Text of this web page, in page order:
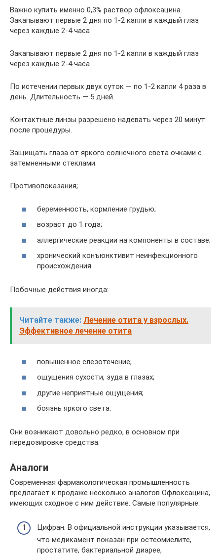
Важно купить именно 0,3% раствор офлоксацина.
Закапывают первые 2 дня по 1-2 капли в каждый глаз
через каждые 2-4 часа
Закапывают первые 2 дня по 1-2 капли в каждый глаз
через каждые 2-4 часа.
По истечении первых двух суток — по 1-2 капли 4 раза в
день. Длительность — 5 дней.
Контактные линзы разрешено надевать через 20 минут
после процедуры.
Защищать глаза от яркого солнечного света очками с
затемненными стеклами.
Противопоказания;
беременность, кормление грудью;
возраст до 1 года;
аллергические реакции на компоненты в составе;
хронический конъюнктивит неинфекционного
происхождения.
Побочные действия иногда:
Читайте также: Лечение отита у взрослых.
Эффективное лечение отита
повышенное слезотечение;
ощущения сухости, зуда в глазах;
другие неприятные ощущения;
боязнь яркого света.
Они возникают довольно редко, в основном при
передозировке средства.
Аналоги
Современная фармакологическая промышленность
предлагает к продаже несколько аналогов Офлоксацина,
имеющих сходное с ним действие. Самые популярные:
Цифран. В официальной инструкции указывается,
что медикамент показан при остеомиелите,
простатите, бактериальной диарее,